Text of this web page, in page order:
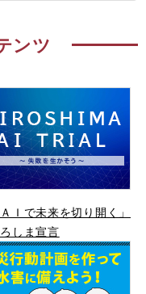
ンツ
ＡＩで未来を切り開く」
しま宣言